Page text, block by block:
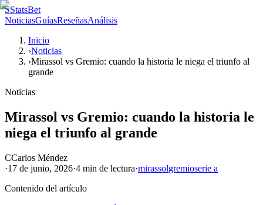
SStatsBet
NoticiasGuíasReseñasAnálisis
Inicio
›Noticias
›Mirassol vs Gremio: cuando la historia le niega el triunfo al
grande
Noticias
Mirassol vs Gremio: cuando la historia le
niega el triunfo al grande
CCarlos Méndez
·17 de junio, 2026·4 min de lectura·mirassolgremioserie a
Contenido del artículo